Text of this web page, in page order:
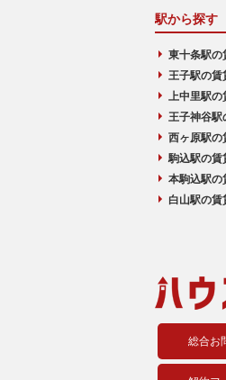
駅から探す
東十条駅の
王子駅の賃
上中里駅の
王子神谷駅
西ヶ原駅の
駒込駅の賃
本駒込駅の
白山駅の賃
総合お